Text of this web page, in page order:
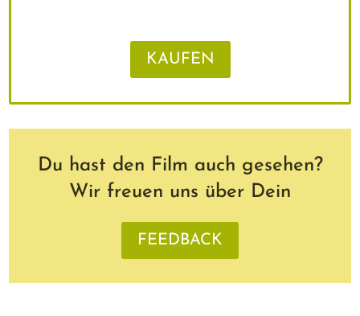
KAUFEN
Du hast den Film auch gesehen?
Wir freuen uns über Dein
FEEDBACK